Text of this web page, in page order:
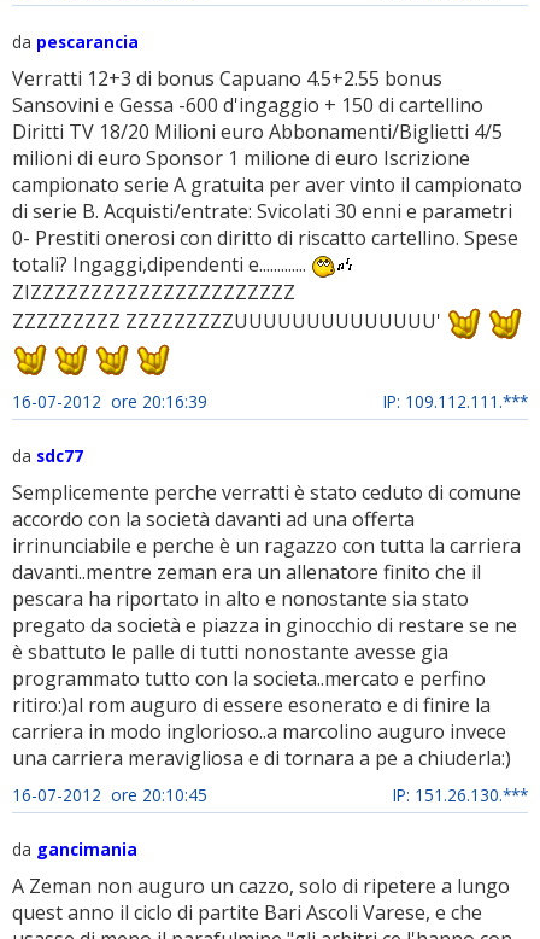
da pescarancia
Verratti 12+3 di bonus Capuano 4.5+2.55 bonus
Sansovini e Gessa -600 d'ingaggio + 150 di cartellino
Diritti TV 18/20 Milioni euro Abbonamenti/Biglietti 4/5
milioni di euro Sponsor 1 milione di euro Iscrizione
campionato serie A gratuita per aver vinto il campionato
di serie B. Acquisti/entrate: Svicolati 30 enni e parametri
0- Prestiti onerosi con diritto di riscatto cartellino. Spese
totali? Ingaggi,dipendenti e.............
ZIZZZZZZZZZZZZZZZZZZZZZZ
ZZZZZZZZZ ZZZZZZZZZUUUUUUUUUUUUUU'
16-07-2012 ore 20:16:39 IP: 109.112.111.***
da sdc77
Semplicemente perche verratti è stato ceduto di comune
accordo con la società davanti ad una offerta
irrinunciabile e perche è un ragazzo con tutta la carriera
davanti..mentre zeman era un allenatore finito che il
pescara ha riportato in alto e nonostante sia stato
pregato da società e piazza in ginocchio di restare se ne
è sbattuto le palle di tutti nonostante avesse gia
programmato tutto con la societa..mercato e perfino
ritiro:)al rom auguro di essere esonerato e di finire la
carriera in modo inglorioso..a marcolino auguro invece
una carriera meravigliosa e di tornara a pe a chiuderla:)
16-07-2012 ore 20:10:45 IP: 151.26.130.***
da gancimania
A Zeman non auguro un cazzo, solo di ripetere a lungo
quest anno il ciclo di partite Bari Ascoli Varese, e che